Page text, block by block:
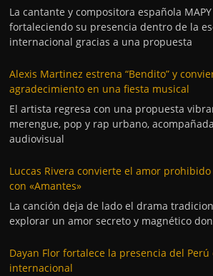
La cantante y compositora española
fortaleciendo su presencia dentro de la
internacional gracias a una propuesta
Alexis Martinez estrena “Bendito” y
agradecimiento en una fiesta musical
El artista regresa con una propuesta
merengue, pop y rap urbano,
audiovisual
Luccas Rivera convierte el amor
con «Amantes»
La canción deja de lado el drama
explorar un amor secreto y magnético
Dayan Flor fortalece la presencia del Perú
internacional